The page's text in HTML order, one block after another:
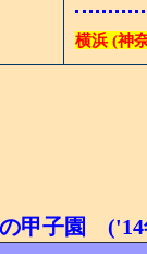
横浜 (神
甲子園 ('14